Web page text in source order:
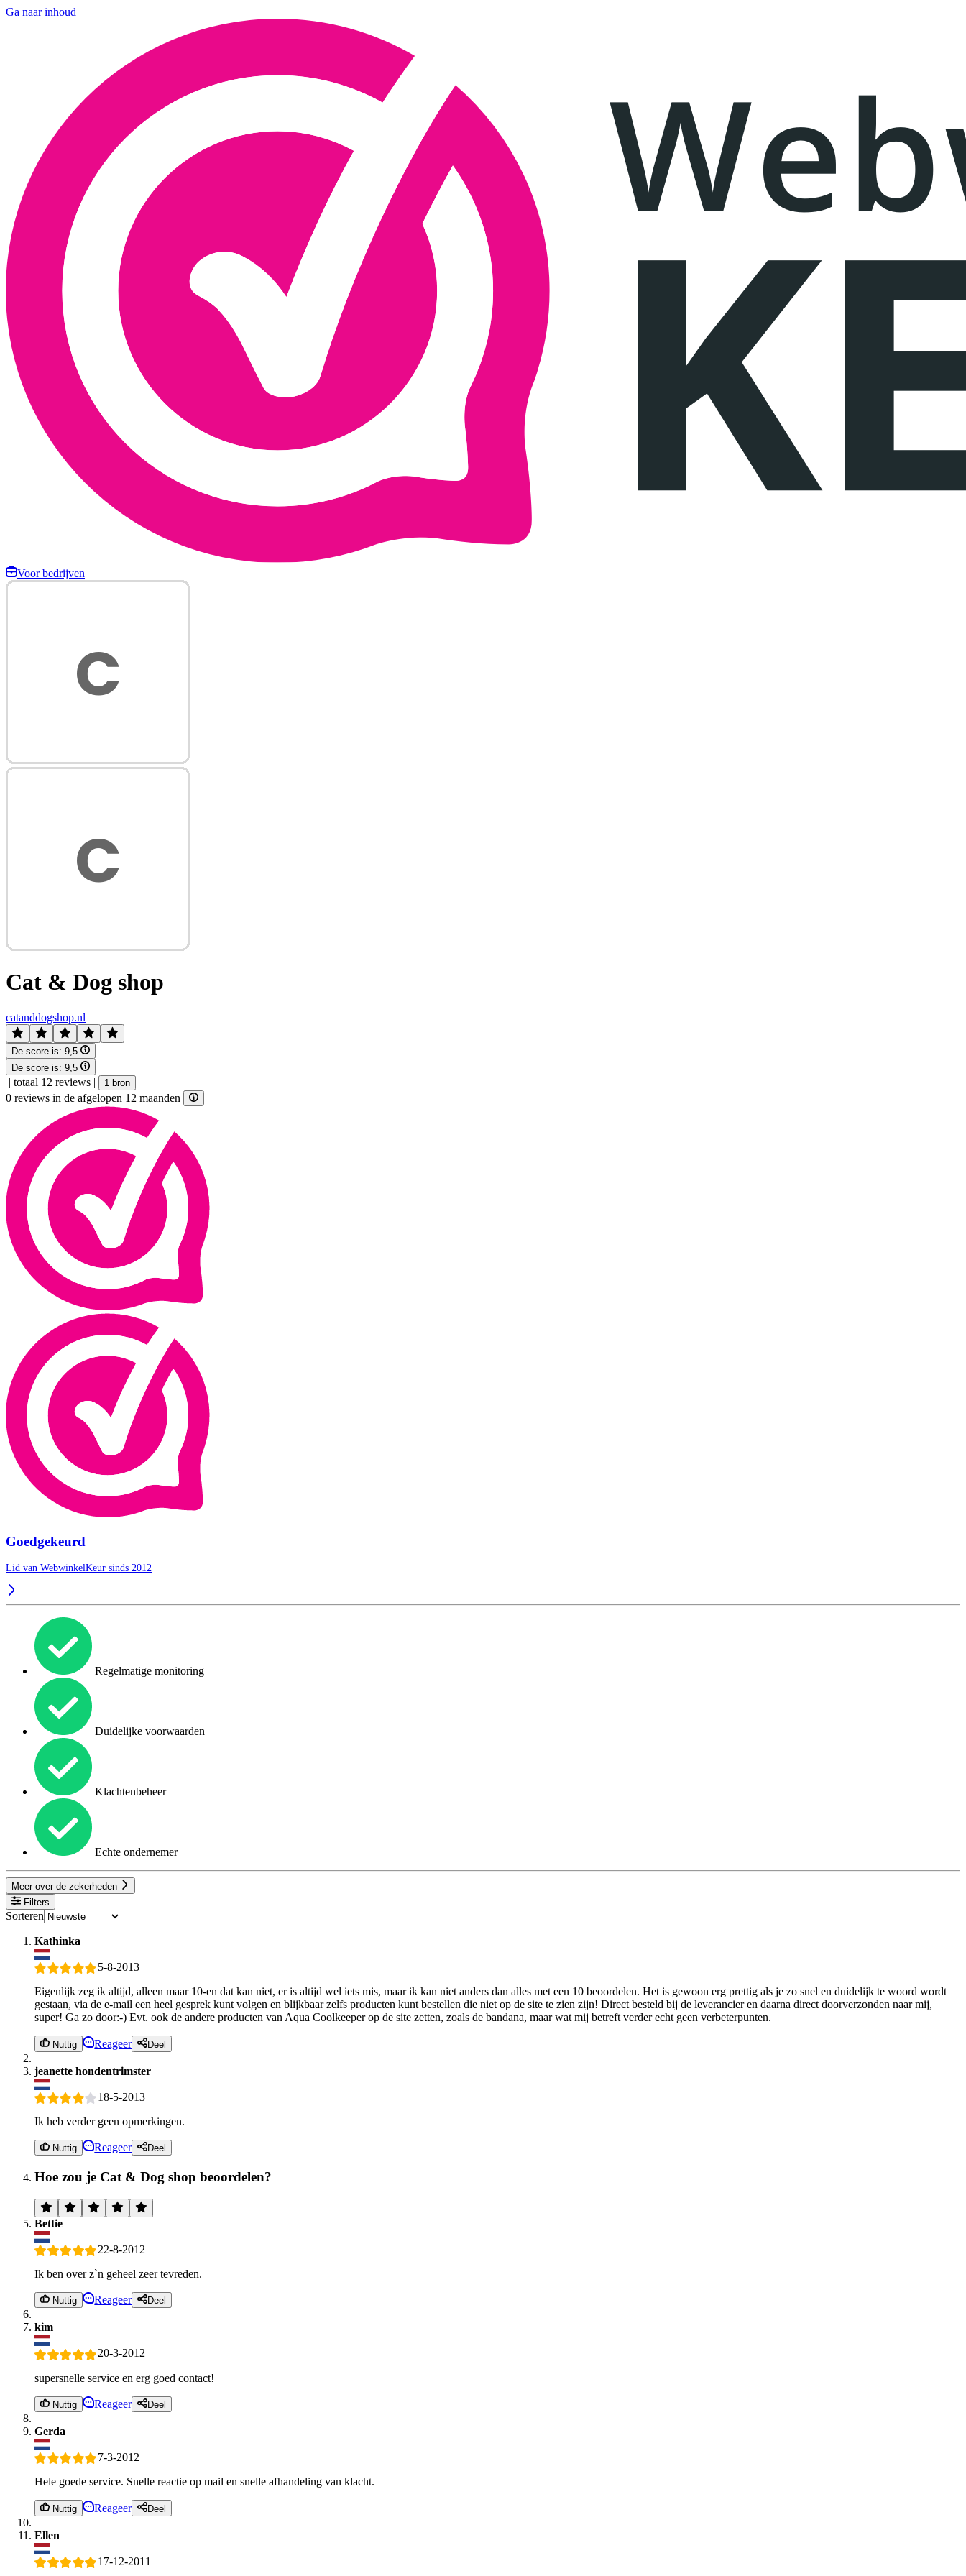
Ga naar inhoud
Voor bedrijven
Cat & Dog shop
catanddogshop.nl
De score is: 9,5
De score is: 9,5
| totaal 12 reviews | 1 bron
0 reviews in de afgelopen 12 maanden
Goedgekeurd
Lid van WebwinkelKeur sinds 2012
Regelmatige monitoring
Duidelijke voorwaarden
Klachtenbeheer
Echte ondernemer
Meer over de zekerheden
Filters
Sorteren
Kathinka
5-8-2013
Eigenlijk zeg ik altijd, alleen maar 10-en dat kan niet, er is altijd wel iets mis, maar ik kan niet anders dan alles met een 10 beoordelen. Het is gewoon erg prettig als je zo snel en duidelijk te woord wordt
gestaan, via de e-mail een heel gesprek kunt volgen en blijkbaar zelfs producten kunt bestellen die niet op de site te zien zijn! Direct besteld bij de leverancier en daarna direct doorverzonden naar mij,
super! Ga zo door:-) Evt. ook de andere producten van Aqua Coolkeeper op de site zetten, zoals de bandana, maar wat mij betreft verder echt geen verbeterpunten.
Nuttig Reageer Deel
jeanette hondentrimster
18-5-2013
Ik heb verder geen opmerkingen.
Nuttig Reageer Deel
Hoe zou je Cat & Dog shop beoordelen?
Bettie
22-8-2012
Ik ben over z`n geheel zeer tevreden.
Nuttig Reageer Deel
kim
20-3-2012
supersnelle service en erg goed contact!
Nuttig Reageer Deel
Gerda
7-3-2012
Hele goede service. Snelle reactie op mail en snelle afhandeling van klacht.
Nuttig Reageer Deel
Ellen
17-12-2011